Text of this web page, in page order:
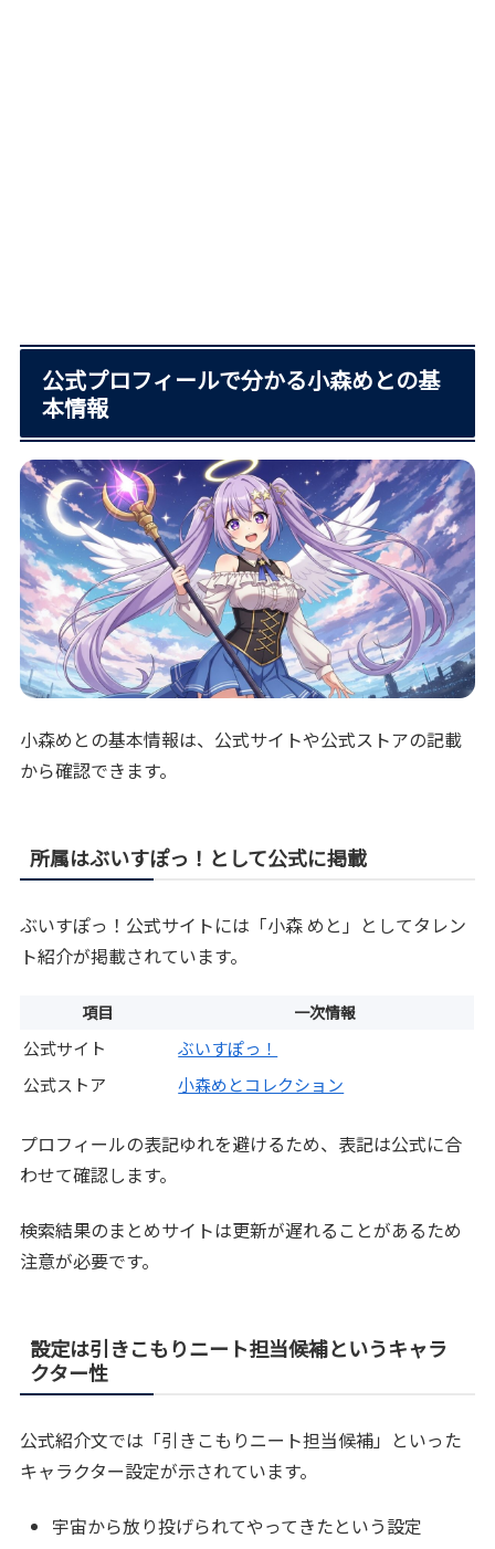
公式プロフィールで分かる小森めとの基
本情報
小森めとの基本情報は、公式サイトや公式ストアの記載
から確認できます。
所属はぶいすぽっ！として公式に掲載
ぶいすぽっ！公式サイトには「小森 めと」としてタレン
ト紹介が掲載されています。
項目 一次情報
公式サイト
ぶいすぽっ！
公式ストア
小森めとコレクション
プロフィールの表記ゆれを避けるため、表記は公式に合
わせて確認します。
検索結果のまとめサイトは更新が遅れることがあるため
注意が必要です。
設定は引きこもりニート担当候補というキャラ
クター性
公式紹介文では「引きこもりニート担当候補」といった
キャラクター設定が示されています。
宇宙から放り投げられてやってきたという設定